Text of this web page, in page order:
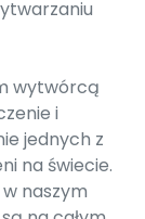
wytwórcą
i
jednych z
na świecie.
naszym